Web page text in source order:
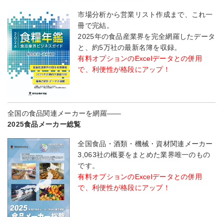
市場分析から営業リスト作成まで、これ一
冊で完結。
2025年の食品産業界を完全網羅したデータ
と、約5万社の最新名簿を収録。
有料オプションのExcelデータとの併用
で、利便性が格段にアップ！
全国の食品関連メーカーを網羅――
2025食品メーカー総覧
全国食品・酒類・機械・資材関連メーカー
3,063社の概要をまとめた業界唯一のもの
です。
有料オプションのExcelデータとの併用
で、利便性が格段にアップ！